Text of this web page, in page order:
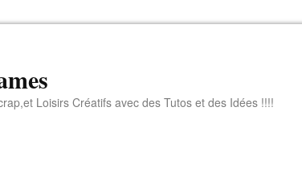
Loisirs Créatifs avec des Tutos et des Idées !!!!